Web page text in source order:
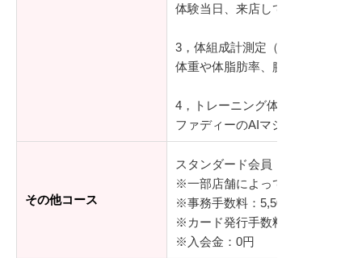
体験当日、来店していただきロ
3，体組成計測定（10分）
体重や体脂肪率、腕や足の部位
4，トレーニング体験（15分）
ファディーのAIマシンを使って
その他コース
スタンダード会員：8,778円～(通
※一部店舗によって料金が異なり
※事務手数料：5,500円(税込)
※カード発行手数料：3,300円(税
※入会金：0円